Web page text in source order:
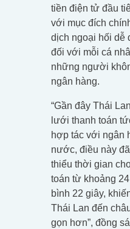
tiền điện tử đầu
với mục đích
dịch ngoại hối dễ
đối với mỗi cá
những người
ngân hàng.
“Gần đây Thái
lưới thanh toán
hợp tác với ngân
nước, điều này
thiểu thời gian
toán từ khoảng
bình 22 giây,
Thái Lan đến
gọn hơn”, đồng